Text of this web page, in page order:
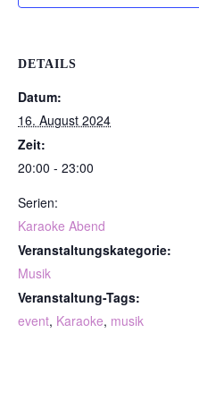
DETAILS
Datum:
16. August 2024
Zeit:
20:00 - 23:00
Serien:
Karaoke Abend
Veranstaltungskategorie:
Musik
Veranstaltung-Tags:
event, Karaoke, musik